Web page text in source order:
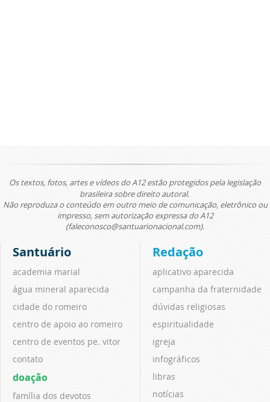
Os textos, fotos, artes e vídeos do A12 estão protegidos pela legislação
brasileira sobre direito autoral.
Não reproduza o conteúdo em outro meio de comunicação, eletrônico ou
impresso, sem autorização expressa do A12
(faleconosco@santuarionacional.com).
Santuário
academia marial
água mineral aparecida
cidade do romeiro
centro de apoio ao romeiro
centro de eventos pe. vitor
contato
doação
família dos devotos
Redação
aplicativo aparecida
campanha da fraternidade
dúvidas religiosas
espiritualidade
igreja
infográficos
libras
notícias